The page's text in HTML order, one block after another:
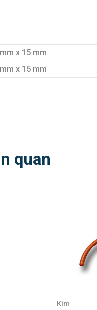
x 15 mm
x 15 mm
quan
Kìm